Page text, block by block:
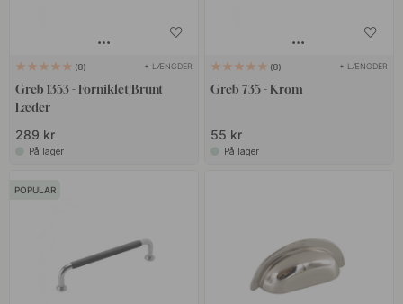
8 + LÆNGDER
Greb 1353 - Forniklet/Brunt
Læder
289 kr
På lager
8 + LÆNGDER
Greb 735 - Krom
55 kr
På lager
POPULAR